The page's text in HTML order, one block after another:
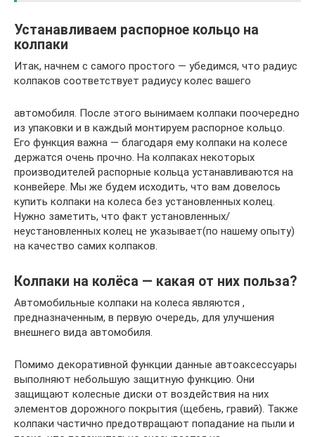
Устанавливаем распорное кольцо на
колпаки
Итак, начнем с самого простого — убедимся, что радиус
колпаков соответствует радиусу колес вашего
автомобиля. После этого вынимаем колпаки поочередно
из упаковки и в каждый монтируем распорное кольцо.
Его функция важна — благодаря ему колпаки на колесе
держатся очень прочно. На колпаках некоторых
производителей распорные кольца устанавливаются на
конвейере. Мы же будем исходить, что вам довелось
купить колпаки на колеса без установленных колец.
Нужно заметить, что факт установленных/
неустановленных колец не указывает(по нашему опыту)
на качество самих колпаков.
Колпаки на колёса — какая от них польза?
Автомобильные колпаки на колеса являются ,
предназначенным, в первую очередь, для улучшения
внешнего вида автомобиля.
Помимо декоративной функции данные автоаксессуары
выполняют небольшую защитную функцию. Они
защищают колесные диски от воздействия на них
элементов дорожного покрытия (щебень, гравий). Также
колпаки частично предотвращают попадание на пыли и